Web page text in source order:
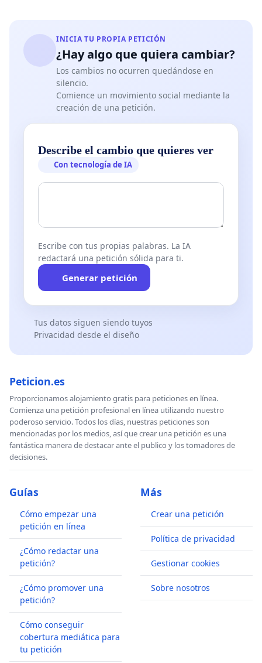
INICIA TU PROPIA PETICIÓN
¿Hay algo que quiera cambiar?
Los cambios no ocurren quedándose en
silencio.
Comience un movimiento social mediante la
creación de una petición.
Describe el cambio que quieres ver
Con tecnología de IA
Escribe con tus propias palabras. La IA
redactará una petición sólida para ti.
Generar petición
Tus datos siguen siendo tuyos
Privacidad desde el diseño
Peticion.es
Proporcionamos alojamiento gratis para peticiones en línea.
Comienza una petición profesional en línea utilizando nuestro
poderoso servicio. Todos los días, nuestras peticiones son
mencionadas por los medios, así que crear una petición es una
fantástica manera de destacar ante el publico y los tomadores de
decisiones.
Guías
Cómo empezar una
petición en línea
¿Cómo redactar una
petición?
¿Cómo promover una
petición?
Cómo conseguir
cobertura mediática para
tu petición
Más
Crear una petición
Política de privacidad
Gestionar cookies
Sobre nosotros